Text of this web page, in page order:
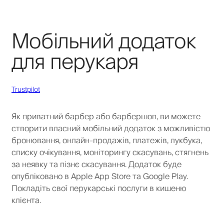
Мобільний додаток
для перукаря
Trustpilot
Як приватний барбер або барбершоп, ви можете
створити власний мобільний додаток з можливістю
бронювання, онлайн-продажів, платежів, лукбука,
списку очікування, моніторингу скасувань, стягнень
за неявку та пізнє скасування. Додаток буде
опубліковано в Apple App Store та Google Play.
Покладіть свої перукарські послуги в кишеню
клієнта.